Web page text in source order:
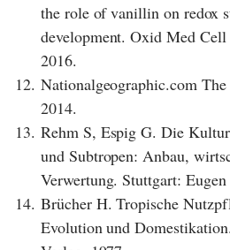
the role of vanillin on redox
development. Oxid Med
2016.
12. Nationalgeographic.com
2014.
13. Rehm S, Espig G. Die
und Subtropen: Anbau,
Verwertung. Stuttgart:
14. Brücher H. Tropische
Evolution und